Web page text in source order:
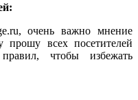
очень важно мнение
прошу всех посетителей
чтобы избежать